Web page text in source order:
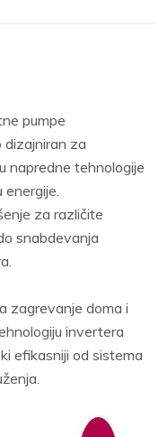
pumpe
dizajniran za
napredne tehnologije
energije.
za različite
snabdevanja
zagrevanje doma i
invertera
efikasniji od sistema